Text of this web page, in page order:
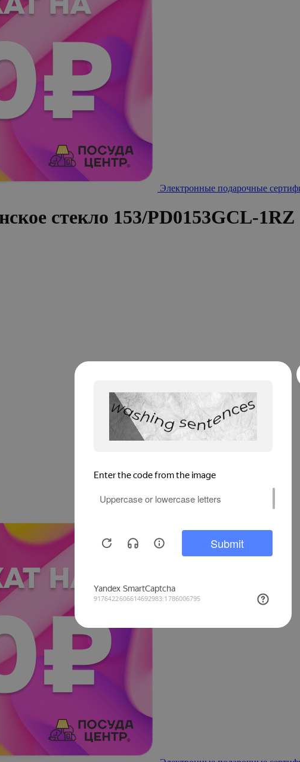
Электронные подарочные
стекло 153/PD0153GCL-1RZ